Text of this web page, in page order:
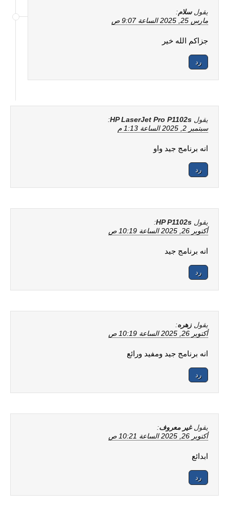
يقول سلام:
مارس 25, 2025 الساعة 9:07 ص
جزاكم الله خير
رد
يقول HP LaserJet Pro P1102s
:
سبتمبر 2, 2025 الساعة 1:13 م
انه برنامج جيد واو
رد
يقول HP P1102s
:
أكتوبر 26, 2025 الساعة 10:19 ص
انه برنامج جيد
رد
يقول زهره:
أكتوبر 26, 2025 الساعة 10:19 ص
انه برنامج جيد ومفيد ورائع
رد
يقول غير معروف:
أكتوبر 26, 2025 الساعة 10:21 ص
ابدائع
رد